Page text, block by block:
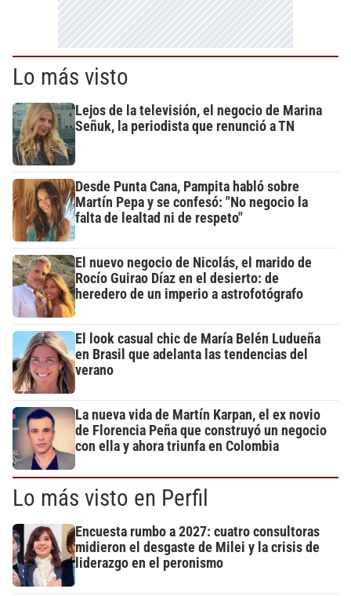
Lo más visto
Lejos de la televisión, el negocio de Marina
Señuk, la periodista que renunció a TN
Desde Punta Cana, Pampita habló sobre
Martín Pepa y se confesó: "No negocio la
falta de lealtad ni de respeto"
El nuevo negocio de Nicolás, el marido de
Rocío Guirao Díaz en el desierto: de
heredero de un imperio a astrofotógrafo
El look casual chic de María Belén Ludueña
en Brasil que adelanta las tendencias del
verano
La nueva vida de Martín Karpan, el ex novio
de Florencia Peña que construyó un negocio
con ella y ahora triunfa en Colombia
Lo más visto en Perfil
Encuesta rumbo a 2027: cuatro consultoras
midieron el desgaste de Milei y la crisis de
liderazgo en el peronismo